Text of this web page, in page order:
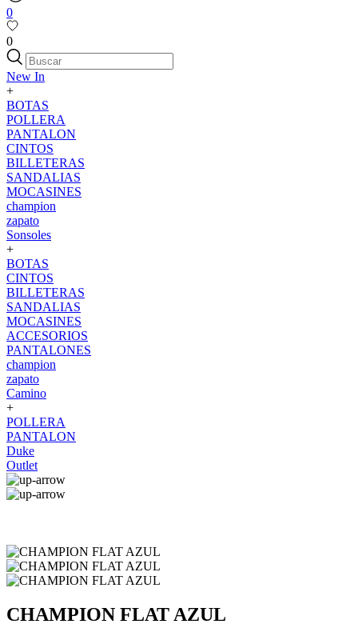
0
0
New In
+
BOTAS
POLLERA
PANTALON
CINTOS
BILLETERAS
SANDALIAS
MOCASINES
champion
zapato
Sonsoles
+
BOTAS
CINTOS
BILLETERAS
SANDALIAS
MOCASINES
ACCESORIOS
PANTALONES
champion
zapato
Camino
+
POLLERA
PANTALON
Duke
Outlet
CHAMPION FLAT AZUL